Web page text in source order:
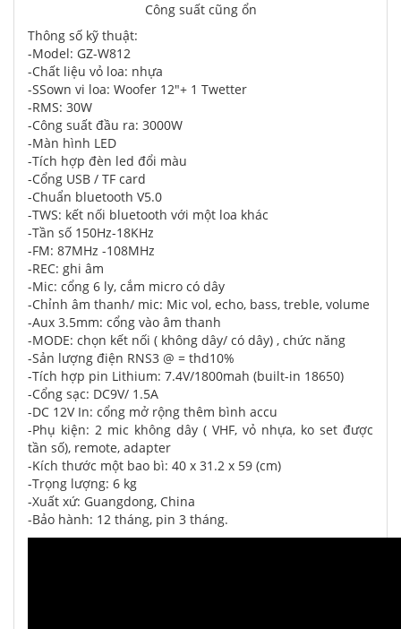
Công suất cũng ổn
Thông số kỹ thuật:
-Model: GZ-W812
-Chất liệu vỏ loa: nhựa
-SSown vi loa: Woofer 12"+ 1 Twetter
-RMS: 30W
-Công suất đầu ra: 3000W
-Màn hình LED
-Tích hợp đèn led đổi màu
-Cổng USB / TF card
-Chuẩn bluetooth V5.0
-TWS: kết nối bluetooth với một loa khác
-Tần số 150Hz-18KHz
-FM: 87MHz -108MHz
-REC: ghi âm
-Mic: cổng 6 ly, cắm micro có dây
-Chỉnh âm thanh/ mic: Mic vol, echo, bass, treble, volume
-Aux 3.5mm: cổng vào âm thanh
-MODE: chọn kết nối ( không dây/ có dây) , chức năng
-Sản lượng điện RNS3 @ = thd10%
-Tích hợp pin Lithium: 7.4V/1800mah (built-in 18650)
-Cổng sạc: DC9V/ 1.5A
-DC 12V In: cổng mở rộng thêm bình accu
-Phụ kiện: 2 mic không dây ( VHF, vỏ nhựa, ko set được
tần số), remote, adapter
-Kích thước một bao bì: 40 x 31.2 x 59 (cm)
-Trọng lượng: 6 kg
-Xuất xứ: Guangdong, China
-Bảo hành: 12 tháng, pin 3 tháng.